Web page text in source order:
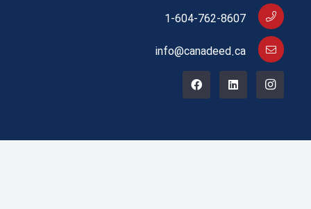
1-604-762-8607
info@canadeed.ca